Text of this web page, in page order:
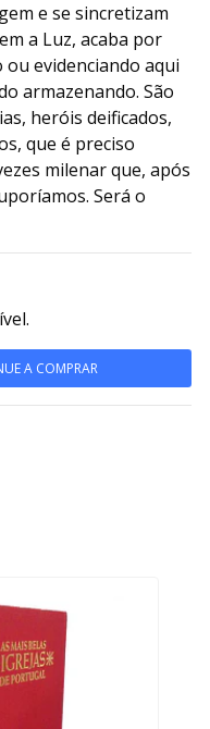
e se sincretizam
a Luz, acaba por
ou evidenciando aqui
armazenando. São
heróis deificados,
que é preciso
milenar que, após
Será o
A COMPRAR